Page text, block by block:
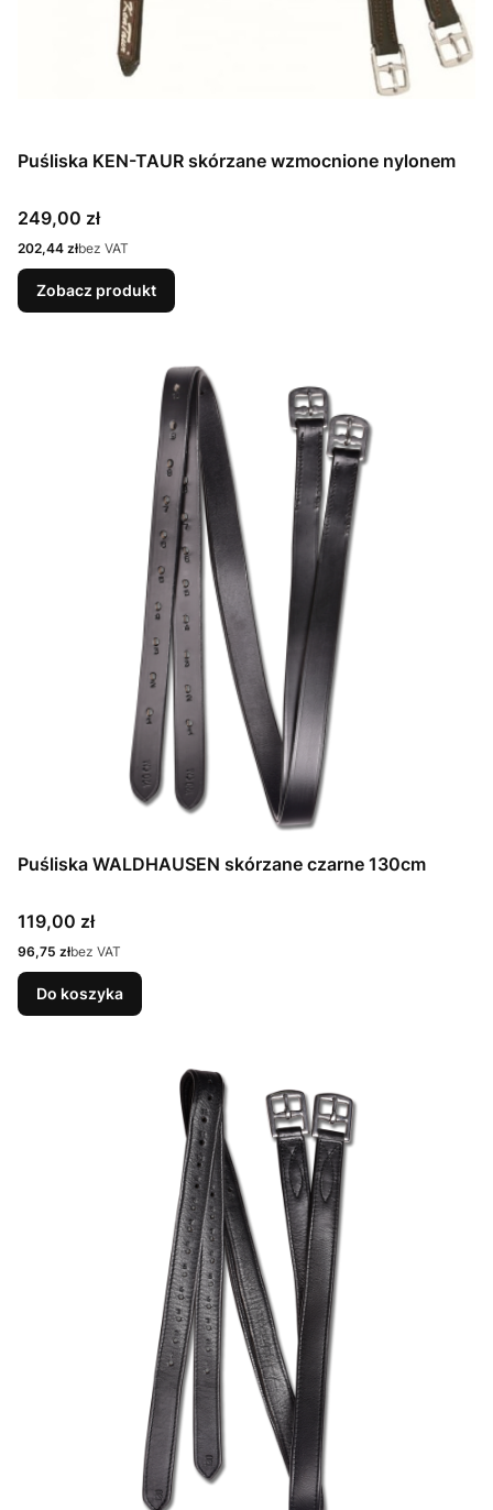
Puśliska KEN-TAUR skórzane wzmocnione nylonem
Cena
249,00 zł
Cena
202,44 złbez VAT
Zobacz produkt
Puśliska WALDHAUSEN skórzane czarne 130cm
Cena
119,00 zł
Cena
96,75 złbez VAT
Do koszyka